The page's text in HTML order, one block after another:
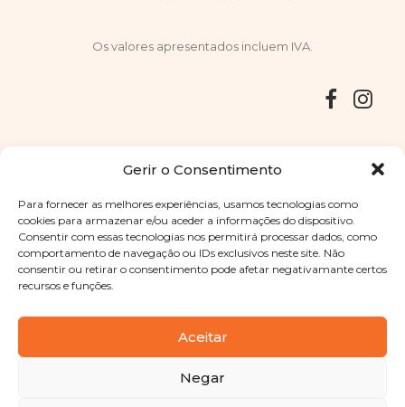
Gerir o Consentimento
Para fornecer as melhores experiências, usamos tecnologias como
cookies para armazenar e/ou aceder a informações do dispositivo.
Consentir com essas tecnologias nos permitirá processar dados, como
comportamento de navegação ou IDs exclusivos neste site. Não
consentir ou retirar o consentimento pode afetar negativamante certos
recursos e funções.
Aceitar
Negar
Os valores apresentados incluem IVA.
Copyright © 2025 Sabores Santa Clara
. Todos os direitos
reservadosPolítica de Privacidade |Termos e condições
Designed byShift Your Branding Agency